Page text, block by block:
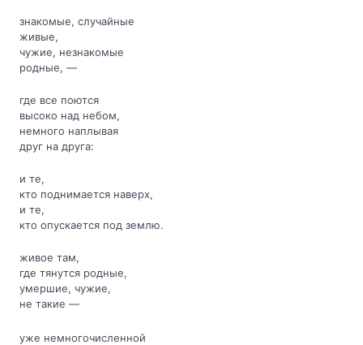
знакомые, случайные
живые,
чужие, незнакомые
родные, —
где все поются
высоко над небом,
немного наплывая
друг на друга:
и те,
кто поднимается наверх,
и те,
кто опускается под землю.
живое там,
где тянутся родные,
умершие, чужие,
не такие —
уже немногочисленной